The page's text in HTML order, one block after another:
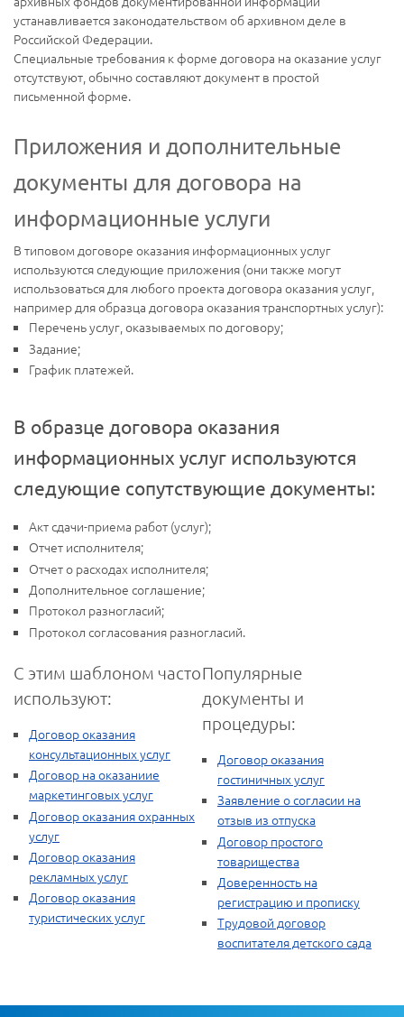
устанавливается законодательством об архивном деле в
Российской Федерации.
Специальные требования к форме договора на оказание услуг
отсутствуют, обычно составляют документ в простой
письменной форме.
Приложения и дополнительные
документы для договора на
информационные услуги
В типовом договоре оказания информационных услуг
используются следующие приложения (они также могут
использоваться для любого проекта договора оказания услуг,
например для образца договора оказания транспортных услуг):
Перечень услуг, оказываемых по договору;
Задание;
График платежей.
В образце договора оказания
информационных услуг используются
следующие сопутствующие документы:
Акт сдачи-приема работ (услуг);
Отчет исполнителя;
Отчет о расходах исполнителя;
Дополнительное соглашение;
Протокол разногласий;
Протокол согласования разногласий.
С этим шаблоном часто
используют:
Договор оказания
консультационных услуг
Договор на оказаниие
маркетинговых услуг
Договор оказания охранных
услуг
Договор оказания
рекламных услуг
Договор оказания
туристических услуг
Популярные
документы и
процедуры:
Договор оказания
гостиничных услуг
Заявление о согласии на
отзыв из отпуска
Договор простого
товарищества
Доверенность на
регистрацию и прописку
Трудовой договор
воспитателя детского сада